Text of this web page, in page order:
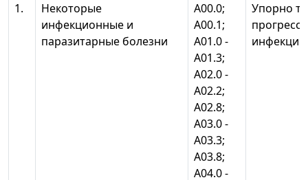
1.
Некоторые
инфекционные и
паразитарные болезни
А00.0;
А00.1;
А01.0 -
А01.3;
А02.0 -
А02.2;
А02.8;
А03.0 -
А03.3;
А03.8;
А04.0 -
Упорно